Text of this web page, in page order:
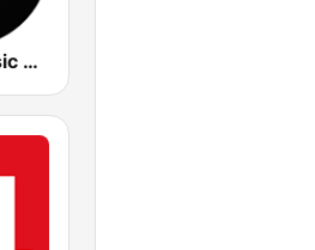
OUI FM Classic Rock